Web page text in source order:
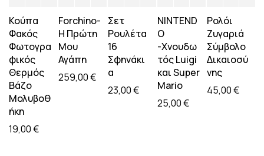
Κούπα
Φακός
Φωτογρα
φικός
Θερμός
Βάζο
Mολυβοθ
ήκη
19,00€
Forchino-
Η Πρώτη
Μου
Αγάπη
259,00€
Σετ
Ρουλέτα
16
Σφηνάκι
α
23,00€
NINTEND
O
-Χνουδω
τός Luigi
και Super
Mario
25,00€
Ρολόι
Ζυγαριά
Σύμβολο
Δικαιοσύ
νης
45,00€